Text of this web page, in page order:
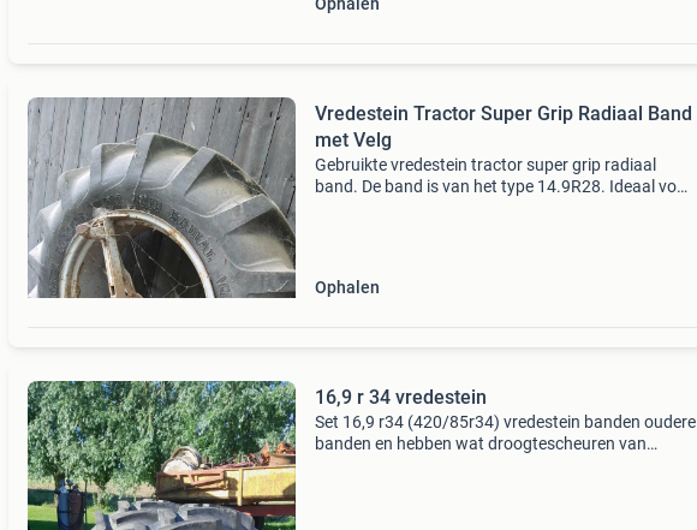
Vredestein Tractor Super Grip Radiaal Band
met Velg
Gebruikte vredestein tractor super grip radiaal
band. De band is van het type 14.9R28. Ideaal voor
Ophalen
16,9 r 34 vredestein
Set 16,9 r34 (420/85r34) vredestein banden oudere
banden en hebben wat droogtescheuren van